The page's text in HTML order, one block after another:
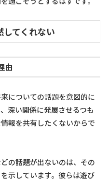
てくれない
由
についての話題を意図的に
深い関係に発展させるつも
報を共有したくないからで
の話題が出ないのは、その
示しています。彼らは遊び